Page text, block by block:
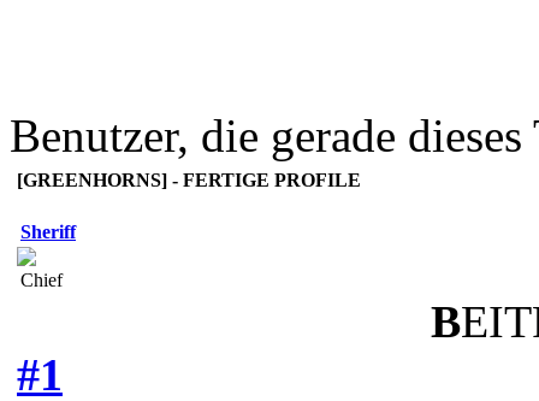
Benutzer, die gerade
[GREENHORNS] - FERTIGE PROFILE
Sheriff
Chief
B
#1